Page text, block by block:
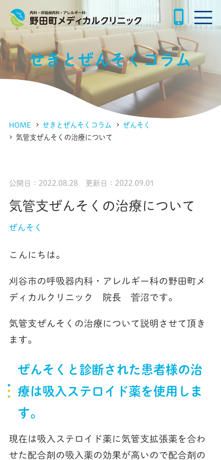
phone_iphone
せきとぜんそくコラム
HOME せきとぜんそくコラム
ぜんそく
気管支ぜんそくの治療について
公開日：2022.08.28 更新日：2022.09.01
気管支ぜんそくの治療について
ぜんそく
こんにちは。
刈谷市の呼吸器内科・アレルギー科の野田町メ
ディカルクリニック 院長 菅沼です。
気管支ぜんそくの治療について説明させて頂き
ます。
ぜんそくと診断された患者様の治
療は吸入ステロイド薬を使用しま
す。
現在は吸入ステロイド薬に気管支拡張薬を合わ
せた配合剤の吸入薬の効果が高いので配合剤の